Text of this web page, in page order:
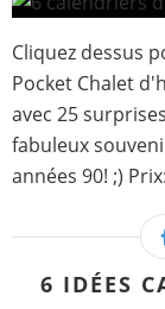
Cliquez dessus
Pocket Chalet
avec 25
fabuleux
années 90! ;)
6 IDÉES